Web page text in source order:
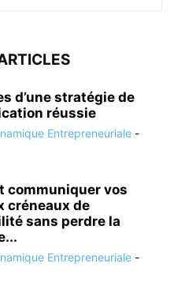
d’une stratégie de
réussie
Entrepreneuriale -
communiquer vos
créneaux de
sans perdre la
Entrepreneuriale -